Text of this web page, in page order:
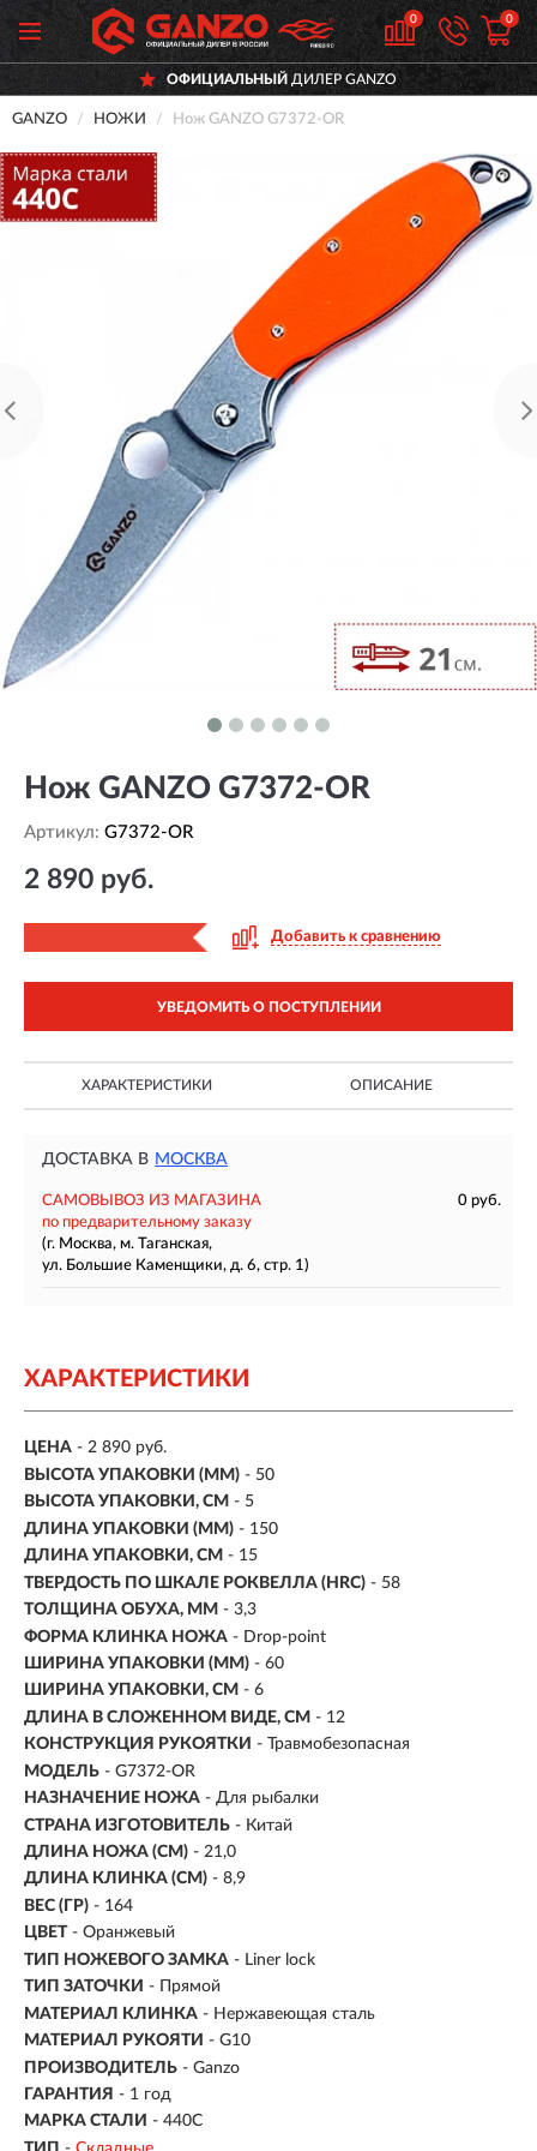
0 0
ОФИЦИАЛЬНЫЙ ДИЛЕР GANZO
GANZO НОЖИ Нож GANZO G7372-OR
Нож GANZO G7372-OR
Артикул: G7372-OR
2 890 руб.
Добавить к сравнению
УВЕДОМИТЬ О ПОСТУПЛЕНИИ
ХАРАКТЕРИСТИКИ ОПИСАНИЕ
ДОСТАВКА В МОСКВА
САМОВЫВОЗ ИЗ МАГАЗИНА
0 руб.
по предварительному заказу
(г. Москва, м. Таганская,
ул. Большие Каменщики, д. 6, стр. 1)
ХАРАКТЕРИСТИКИ
ЦЕНА - 2 890 руб.
ВЫСОТА УПАКОВКИ (ММ) - 50
ВЫСОТА УПАКОВКИ, СМ - 5
ДЛИНА УПАКОВКИ (ММ) - 150
ДЛИНА УПАКОВКИ, СМ - 15
ТВЕРДОСТЬ ПО ШКАЛЕ РОКВЕЛЛА (HRC) - 58
ТОЛЩИНА ОБУХА, ММ - 3,3
ФОРМА КЛИНКА НОЖА - Drop-point
ШИРИНА УПАКОВКИ (ММ) - 60
ШИРИНА УПАКОВКИ, СМ - 6
ДЛИНА В СЛОЖЕННОМ ВИДЕ, СМ - 12
КОНСТРУКЦИЯ РУКОЯТКИ - Травмобезопасная
МОДЕЛЬ - G7372-OR
НАЗНАЧЕНИЕ НОЖА - Для рыбалки
СТРАНА ИЗГОТОВИТЕЛЬ - Китай
ДЛИНА НОЖА (СМ) - 21,0
ДЛИНА КЛИНКА (СМ) - 8,9
ВЕС (ГР) - 164
ЦВЕТ - Оранжевый
ТИП НОЖЕВОГО ЗАМКА - Liner lock
ТИП ЗАТОЧКИ - Прямой
МАТЕРИАЛ КЛИНКА - Нержавеющая сталь
МАТЕРИАЛ РУКОЯТИ - G10
ПРОИЗВОДИТЕЛЬ - Ganzo
ГАРАНТИЯ - 1 год
МАРКА СТАЛИ - 440С